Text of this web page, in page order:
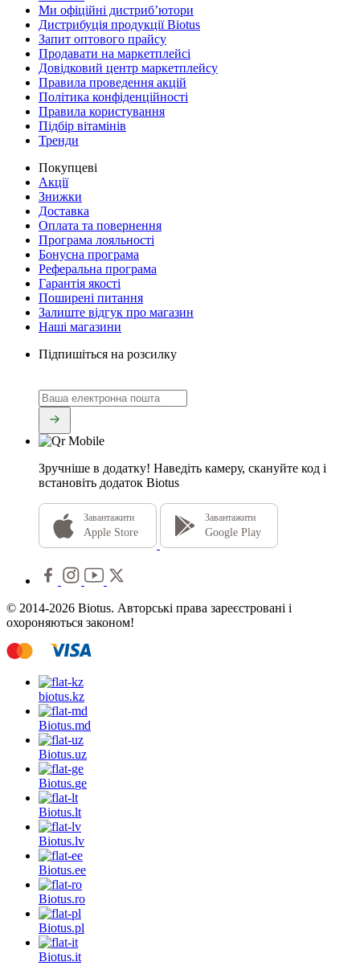
Ми офіційні дистриб’ютори
Дистрибуція продукції Biotus
Запит оптового прайсу
Продавати на маркетплейсі
Довідковий центр маркетплейсу
Правила проведення акцій
Політика конфіденційності
Правила користування
Підбір вітамінів
Тренди
Покупцеві
Акції
Знижки
Доставка
Оплата та повернення
Програма лояльності
Бонусна програма
Реферальна програма
Гарантія якості
Поширені питання
Залиште відгук про магазин
Наші магазини
Підпишіться на розсилку
Зручніше в додатку! Наведіть камеру, скануйте код і
встановіть додаток Biotus
Завантажити
Apple Store
Завантажити
Google Play
© 2014-2026 Biotus. Авторські права зареєстровані і
охороняються законом!
biotus.kz
Biotus.md
Biotus.uz
Biotus.ge
Biotus.lt
Biotus.lv
Biotus.ee
Biotus.ro
Biotus.pl
Biotus.it